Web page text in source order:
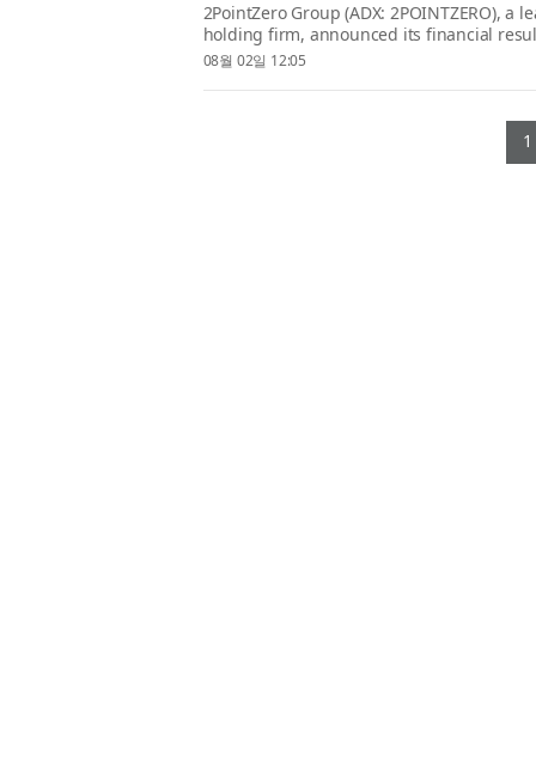
2PointZero Group (ADX: 2POINTZERO),
holding firm, announced its financial
revenue of AED 21.9 billion and
08월 02일 12:05
1